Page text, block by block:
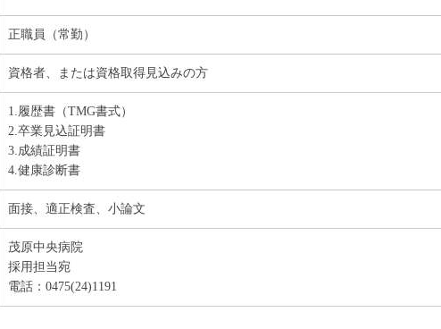
正職員（常勤）
資格者、または資格取得見込みの方
1.履歴書（TMG書式）
2.卒業見込証明書
3.成績証明書
4.健康診断書
面接、適正検査、小論文
茂原中央病院
採用担当宛
電話：0475(24)1191